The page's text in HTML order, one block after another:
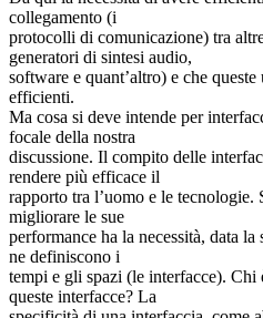
collegamento (i
protocolli di comunicazione) tra
generatori di sintesi audio,
software e quant’altro) e che
efficienti.
Ma cosa si deve intende per
focale della nostra
discussione. Il compito delle
rendere più efficace il
rapporto tra l’uomo e le tecnologie.
migliorare le sue
performance ha la necessità, data
ne definiscono i
tempi e gli spazi (le interfacce). Chi
queste interfacce? La